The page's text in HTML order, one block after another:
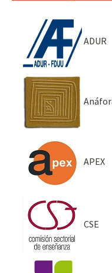
ADUR
APEX
CSE